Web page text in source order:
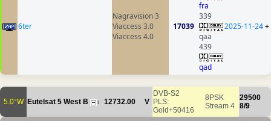
6ter
Nagravision 3
Viaccess 3.0
Viaccess 4.0
17039
fra
339
qaa
439
qad
2025-11-24+
5.0°W Eutelsat 5 West B 1 12732.00 V
DVB-S2
PLS:
Gold+50416
8PSK
Stream 4
29500
8/9